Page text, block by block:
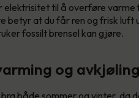
elektrisitet til å overføre varme
betyr at du får ren og frisk luft
fossilt brensel kan gjøre.
og avkjøling
både sommer og vinter, da